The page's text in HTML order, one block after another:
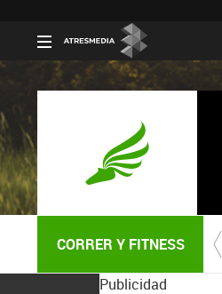
CORRER Y FITNESS
Publicidad